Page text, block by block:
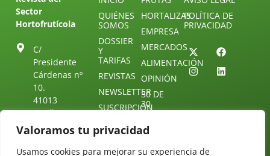
Valoramos tu privacidad
Usamos cookies para mejorar su experiencia de
Sector
Hortofrutícola
C/
Presidente
Cárdenas nº
10.
41013
Sevilla.
ESPAÑA
QUIÉNES
SOMOS
DOSSIER
Y
TARIFAS
REVISTAS
NEWSLETTER
SUSCRIPCIÓN
ÚNETE A
NUESTRO
HORTALIZAS
EMPRESA
MERCADOS
ALIMENTACIÓN
OPINIÓN
30 DE
30
POLÍTICA DE
PRIVACIDAD